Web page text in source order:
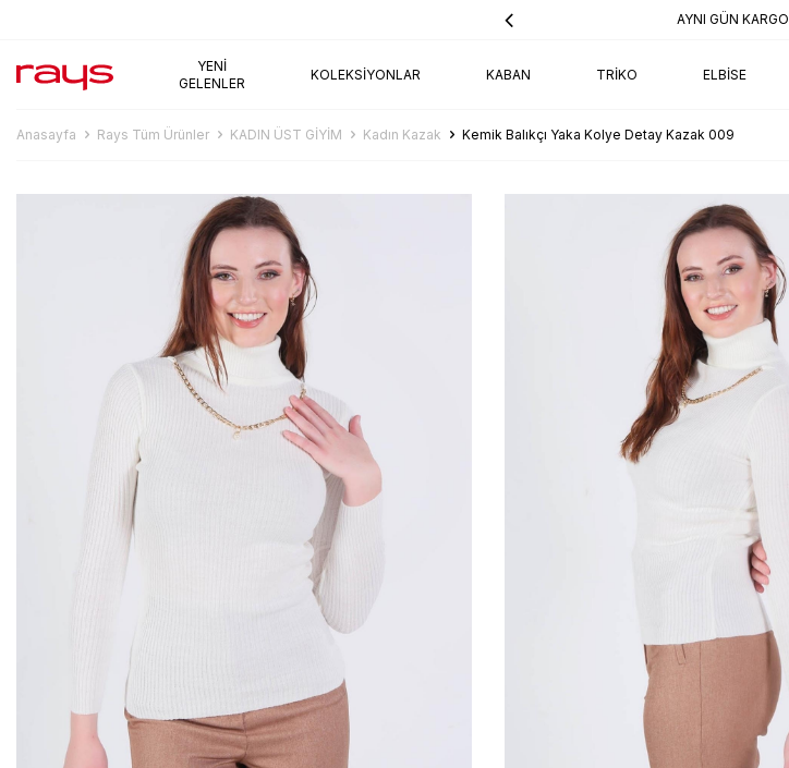
AYNI GÜN KARGO
YENI
GELENLER
KOLEKSIYONLAR KABAN TRIKO ELBISE
Anasayfa Rays Tüm Ürünler KADIN ÜST GİYİM Kadın Kazak Kemik Balıkçı Yaka Kolye Detay Kazak 009